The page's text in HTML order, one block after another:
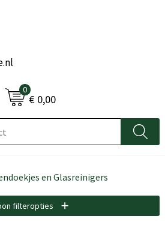
0
€ 0,00
en Glasreinigers
filteropties